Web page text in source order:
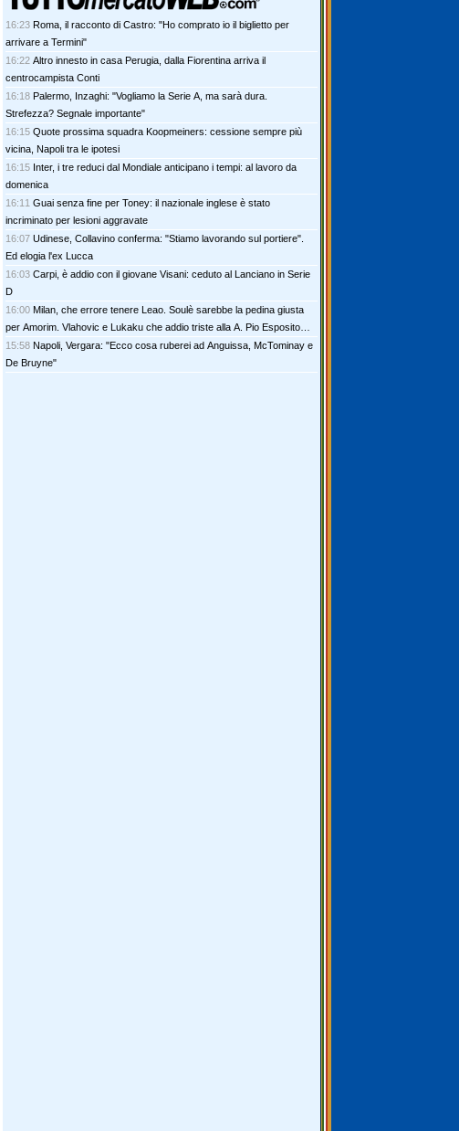
16:23 Roma, il racconto di Castro: "Ho comprato io il biglietto per
arrivare a Termini"
16:22 Altro innesto in casa Perugia, dalla Fiorentina arriva il
centrocampista Conti
16:18 Palermo, Inzaghi: "Vogliamo la Serie A, ma sarà dura.
Strefezza? Segnale importante"
16:15 Quote prossima squadra Koopmeiners: cessione sempre più
vicina, Napoli tra le ipotesi
16:15 Inter, i tre reduci dal Mondiale anticipano i tempi: al lavoro da
domenica
16:11 Guai senza fine per Toney: il nazionale inglese è stato
incriminato per lesioni aggravate
16:07 Udinese, Collavino conferma: "Stiamo lavorando sul portiere".
Ed elogia l'ex Lucca
16:03 Carpi, è addio con il giovane Visani: ceduto al Lanciano in Serie
D
16:00 Milan, che errore tenere Leao. Soulè sarebbe la pedina giusta
per Amorim. Vlahovic e Lukaku che addio triste alla A. Pio Esposito
può spostare il valore dell’Inter. Cosa chiedo a Zola
15:58 Napoli, Vergara: "Ecco cosa ruberei ad Anguissa, McTominay e
De Bruyne"